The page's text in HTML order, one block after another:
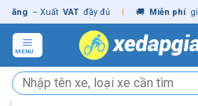
Skip
to
content
– Xuất VAT đầy đủ | 🚚 Miễn phí giao
MENU
Tìm
kiếm: